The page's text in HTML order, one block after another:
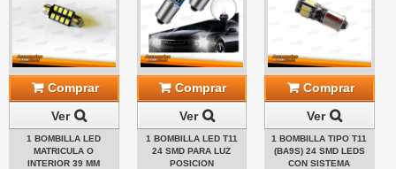
Comprar
Ver
1 BOMBILLA LED
MATRICULA O
INTERIOR 39 MM
Comprar
Ver
1 BOMBILLA LED T11
24 SMD PARA LUZ
POSICION
Comprar
Ver
1 BOMBILLA TIPO T11
(BA9S) 24 SMD LEDS
CON SISTEMA